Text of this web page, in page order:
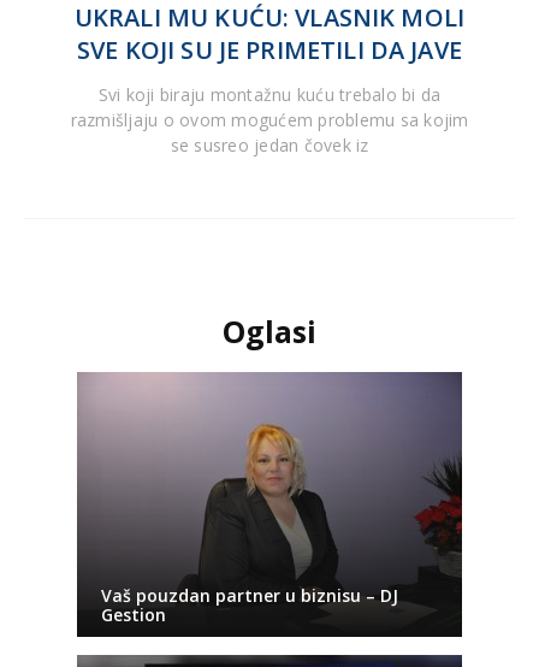
UKRALI MU KUĆU: VLASNIK MOLI
SVE KOJI SU JE PRIMETILI DA JAVE
Svi koji biraju montažnu kuću trebalo bi da
razmišljaju o ovom mogućem problemu sa kojim
se susreo jedan čovek iz
Oglasi
Vaš pouzdan partner u biznisu – DJ
Gestion